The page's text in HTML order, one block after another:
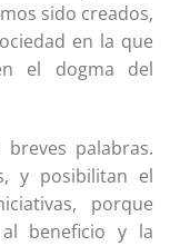
sido creados,
en la que
el dogma del
palabras.
y posibilitan el
porque
beneficio y la